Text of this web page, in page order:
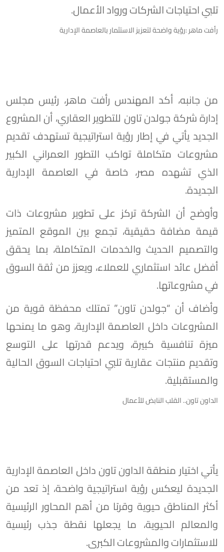
تلبي احتياجات الشركات ورواد الأعمال.
رأفت ماهر :رؤية واضحة لتعزيز الاستثمار بالعاصمة الإدارية
من جانبه، أكد المهندس رأفت ماهر، رئيس مجلس
إدارة شركة جولدن تاون للتطوير العقاري، أن المشروع
الجديد يأتي في إطار رؤية استراتيجية تستهدف تقديم
مشروعات متكاملة تواكب التطور العمراني الكبير
الذي تشهده مصر، خاصة في العاصمة الإدارية
الجديدة.
وأوضح أن الشركة تركز على تطوير مشروعات ذات
قيمة مضافة حقيقية، تجمع بين الموقع المتميز
والتصميم الحديث والخدمات المتكاملة، بما يحقق
أفضل عائد استثماري للعملاء، ويعزز من ثقة السوق
في مشروعاتها.
وأضاف أن “جولدن تاون” تمتلك محفظة قوية من
المشروعات داخل العاصمة الإدارية، وهو ما يمنحها
ميزة تنافسية كبيرة، ويدعم قدرتها على التوسع
وتقديم منتجات عقارية تلبي احتياجات السوق الحالية
والمستقبلية.
الداون تاون.. القلب النابض للأعمال
يأتي اختيار منطقة الداون تاون داخل العاصمة الإدارية
الجديدة ليعكس رؤية استراتيجية واضحة، إذ تعد من
أكثر المناطق حيوية وقربًا من أهم المحاور الرئيسية
والمعالم الحيوية، ما يجعلها نقطة جذب رئيسية
للاستثمارات والمشروعات الكبرى.